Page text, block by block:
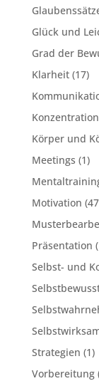
Glück und
Grad der
Klarheit(17)
Konzentration
Körper und
Meetings (1)
Motivation
Präsentation
Selbst- und
Strategien (1)
Vorbereitung